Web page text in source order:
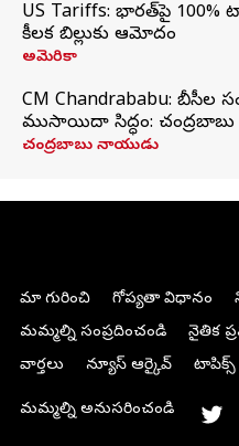
US Tariffs: భారత్‌పై
కీలక బిల్లుకు ఆమోదం
అమెరికా
CM Chandrababu: బీసీల
ముసాయిదా సిద్ధం: చంద్రబాబు
చంద్రబాబు నాయుడు
మా గురించి గోప్యతా విధానం
మమ్మల్ని సంప్రదించండి
నైతిక
వార్తలు
న్యూస్ ఆర్కైవ్ టాపిక్స్
మమ్మల్ని అనుసరించండి